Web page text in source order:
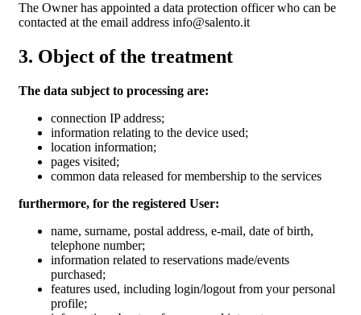
The Owner has appointed a data protection officer who can be
contacted at the email address info@salento.it
3. Object of the treatment
The data subject to processing are:
connection IP address;
information relating to the device used;
location information;
pages visited;
common data released for membership to the services
furthermore, for the registered User:
name, surname, postal address, e-mail, date of birth,
telephone number;
information related to reservations made/events
purchased;
features used, including login/logout from your personal
profile;